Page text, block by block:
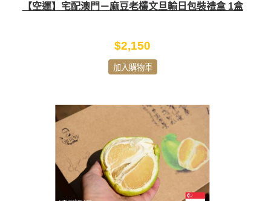
【空運】宅配澳門－麻豆老欉文旦輸日包裝禮盒 1盒
$2,150
加入購物車